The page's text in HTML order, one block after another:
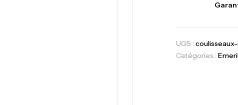
UGS :
Catégories :
Canne